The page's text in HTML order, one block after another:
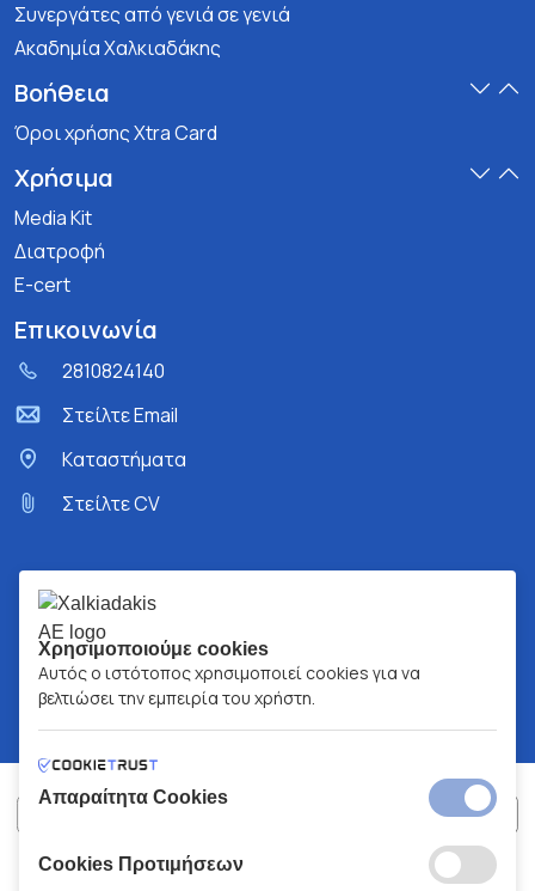
Συνεργάτες από γενιά σε γενιά
Ακαδημία Χαλκιαδάκης
Βοήθεια
Όροι χρήσης Xtra Card
Χρήσιμα
Media Kit
Διατροφή
E-cert
Επικοινωνία
2810824140
Στείλτε Email
Kαταστήματα
Στείλτε CV
ΧΑΛΚΙΑΔΑΚΗΣ Α.Ε.
Χρησιμοποιούμε cookies
Αυτός ο ιστότοπος χρησιμοποιεί cookies για να
βελτιώσει την εμπειρία του χρήστη.
Απαραίτητα Cookies
Cookies Προτιμήσεων